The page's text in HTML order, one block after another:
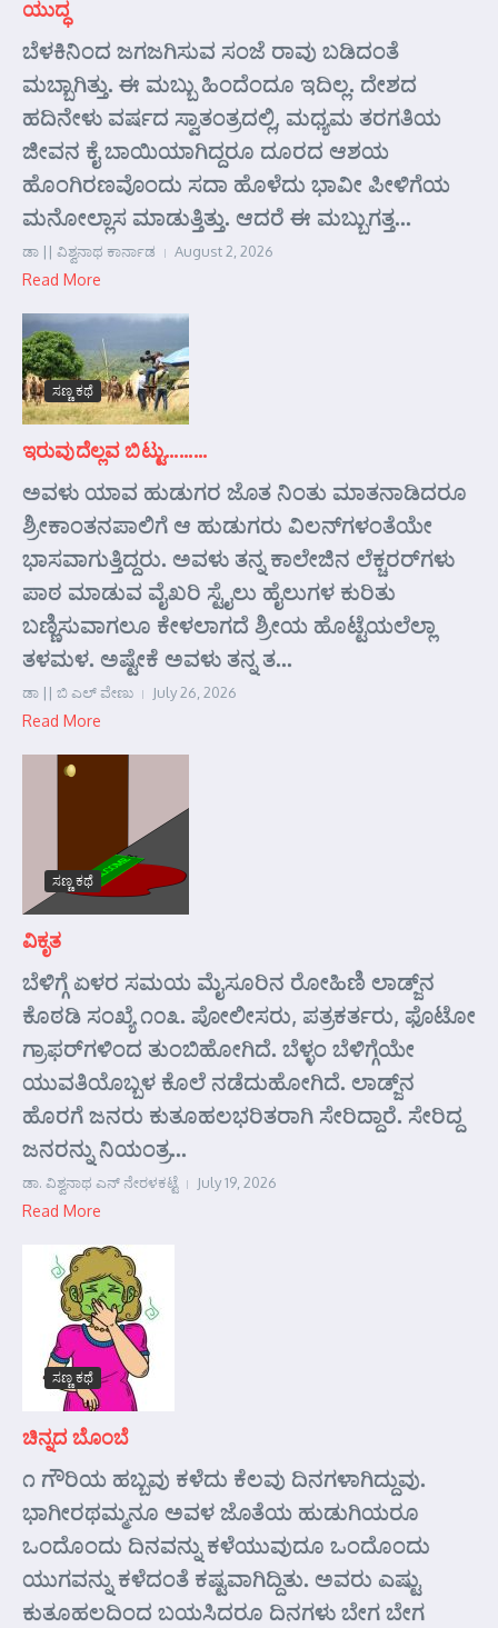
ಯುದ್ಧ
ಬೆಳಕಿನಿಂದ ಜಗಜಗಿಸುವ ಸಂಜೆ ರಾವು ಬಡಿದಂತೆ
ಮಬ್ಬಾಗಿತ್ತು. ಈ ಮಬ್ಬು ಹಿಂದೆಂದೂ ಇದಿಲ್ಲ. ದೇಶದ
ಹದಿನೇಳು ವರ್ಷದ ಸ್ವಾತಂತ್ರದಲ್ಲಿ, ಮಧ್ಯಮ ತರಗತಿಯ
ಜೀವನ ಕೈ ಬಾಯಿಯಾಗಿದ್ದರೂ ದೂರದ ಆಶಯ
ಹೊಂಗಿರಣವೊಂದು ಸದಾ ಹೊಳೆದು ಭಾವೀ ಪೀಳಿಗೆಯ
ಮನೋಲ್ಲಾಸ ಮಾಡುತ್ತಿತ್ತು. ಆದರೆ ಈ ಮಬ್ಬುಗತ್ತ...
ಡಾ || ವಿಶ್ವನಾಥ ಕಾರ್ನಾಡ August 2, 2026
Read More
ಸಣ್ಣ ಕಥೆ
ಇರುವುದೆಲ್ಲವ ಬಿಟ್ಟು………
ಅವಳು ಯಾವ ಹುಡುಗರ ಜೊತ ನಿಂತು ಮಾತನಾಡಿದರೂ
ಶ್ರೀಕಾಂತನಪಾಲಿಗೆ ಆ ಹುಡುಗರು ವಿಲನ್‌ಗಳಂತೆಯೇ
ಭಾಸವಾಗುತ್ತಿದ್ದರು. ಅವಳು ತನ್ನ ಕಾಲೇಜಿನ ಲೆಕ್ಚರರ್‌ಗಳು
ಪಾಠ ಮಾಡುವ ವೈಖರಿ ಸ್ಟೈಲು ಹೈಲುಗಳ ಕುರಿತು
ಬಣ್ಣಿಸುವಾಗಲೂ ಕೇಳಲಾಗದೆ ಶ್ರೀಯ ಹೊಟ್ಟೆಯಲೆಲ್ಲಾ
ತಳಮಳ. ಅಷ್ಟೇಕೆ ಅವಳು ತನ್ನ ತ...
ಡಾ || ಬಿ ಎಲ್ ವೇಣು July 26, 2026
Read More
ಸಣ್ಣ ಕಥೆ
ವಿಕೃತ
ಬೆಳಿಗ್ಗೆ ಏಳರ ಸಮಯ ಮೈಸೂರಿನ ರೋಹಿಣಿ ಲಾಡ್ಜ್‌ನ
ಕೊಠಡಿ ಸಂಖ್ಯೆ ೧೦೩. ಪೋಲೀಸರು, ಪತ್ರಕರ್ತರು, ಫೊಟೋ
ಗ್ರಾಫರ್‌ಗಳಿಂದ ತುಂಬಿಹೋಗಿದೆ. ಬೆಳ್ಳಂ ಬೆಳಿಗ್ಗೆಯೇ
ಯುವತಿಯೊಬ್ಬಳ ಕೊಲೆ ನಡೆದುಹೋಗಿದೆ. ಲಾಡ್ಜ್‌ನ
ಹೊರಗೆ ಜನರು ಕುತೂಹಲಭರಿತರಾಗಿ ಸೇರಿದ್ದಾರೆ. ಸೇರಿದ್ದ
ಜನರನ್ನು ನಿಯಂತ್ರ...
ಡಾ. ವಿಶ್ವನಾಥ ಎನ್ ನೇರಳಕಟ್ಟೆ July 19, 2026
Read More
ಸಣ್ಣ ಕಥೆ
ಚಿನ್ನದ ಬೊಂಬೆ
೧ ಗೌರಿಯ ಹಬ್ಬವು ಕಳೆದು ಕೆಲವು ದಿನಗಳಾಗಿದ್ದುವು.
ಭಾಗೀರಥಮ್ಮನೂ ಅವಳ ಜೊತೆಯ ಹುಡುಗಿಯರೂ
ಒಂದೊಂದು ದಿನವನ್ನು ಕಳೆಯುವುದೂ ಒಂದೊಂದು
ಯುಗವನ್ನು ಕಳೆದಂತೆ ಕಷ್ಟವಾಗಿದ್ದಿತು. ಅವರು ಎಷ್ಟು
ಕುತೂಹಲದಿಂದ ಬಯಸಿದರೂ ದಿನಗಳು ಬೇಗ ಬೇಗ